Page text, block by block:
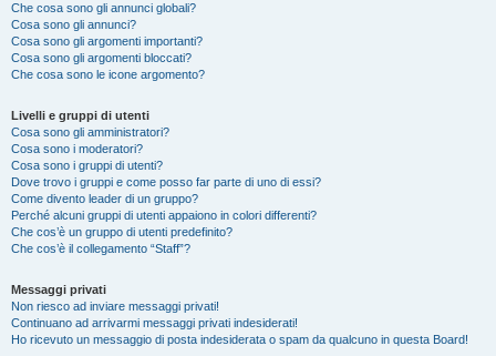
Che cosa sono gli annunci globali?
Cosa sono gli annunci?
Cosa sono gli argomenti importanti?
Cosa sono gli argomenti bloccati?
Che cosa sono le icone argomento?
Livelli e gruppi di utenti
Cosa sono gli amministratori?
Cosa sono i moderatori?
Cosa sono i gruppi di utenti?
Dove trovo i gruppi e come posso far parte di uno di essi?
Come divento leader di un gruppo?
Perché alcuni gruppi di utenti appaiono in colori differenti?
Che cos’è un gruppo di utenti predefinito?
Che cos’è il collegamento “Staff”?
Messaggi privati
Non riesco ad inviare messaggi privati!
Continuano ad arrivarmi messaggi privati indesiderati!
Ho ricevuto un messaggio di posta indesiderata o spam da qualcuno in questa Board!